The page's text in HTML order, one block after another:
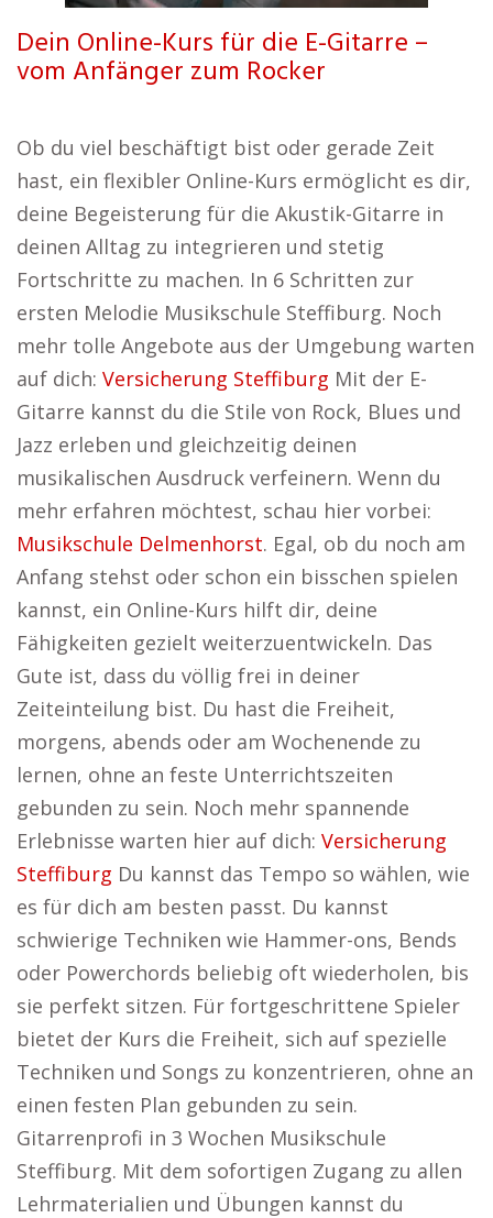
Dein Online-Kurs für die E-Gitarre –
vom Anfänger zum Rocker
Ob du viel beschäftigt bist oder gerade Zeit
hast, ein flexibler Online-Kurs ermöglicht es dir,
deine Begeisterung für die Akustik-Gitarre in
deinen Alltag zu integrieren und stetig
Fortschritte zu machen. In 6 Schritten zur
ersten Melodie Musikschule Steffiburg. Noch
mehr tolle Angebote aus der Umgebung warten
auf dich: Versicherung Steffiburg Mit der E-
Gitarre kannst du die Stile von Rock, Blues und
Jazz erleben und gleichzeitig deinen
musikalischen Ausdruck verfeinern. Wenn du
mehr erfahren möchtest, schau hier vorbei:
Musikschule Delmenhorst. Egal, ob du noch am
Anfang stehst oder schon ein bisschen spielen
kannst, ein Online-Kurs hilft dir, deine
Fähigkeiten gezielt weiterzuentwickeln. Das
Gute ist, dass du völlig frei in deiner
Zeiteinteilung bist. Du hast die Freiheit,
morgens, abends oder am Wochenende zu
lernen, ohne an feste Unterrichtszeiten
gebunden zu sein. Noch mehr spannende
Erlebnisse warten hier auf dich: Versicherung
Steffiburg Du kannst das Tempo so wählen, wie
es für dich am besten passt. Du kannst
schwierige Techniken wie Hammer-ons, Bends
oder Powerchords beliebig oft wiederholen, bis
sie perfekt sitzen. Für fortgeschrittene Spieler
bietet der Kurs die Freiheit, sich auf spezielle
Techniken und Songs zu konzentrieren, ohne an
einen festen Plan gebunden zu sein.
Gitarrenprofi in 3 Wochen Musikschule
Steffiburg. Mit dem sofortigen Zugang zu allen
Lehrmaterialien und Übungen kannst du